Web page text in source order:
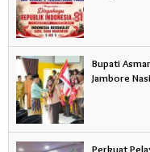
Bupati
Jambore
Perkuat